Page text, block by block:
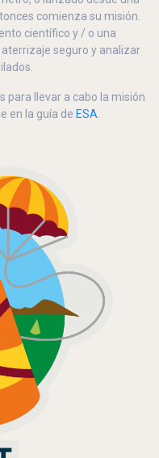
comienza su misión.
científico y / o una
seguro y analizar
para llevar a cabo la misión
en la guía de ESA.